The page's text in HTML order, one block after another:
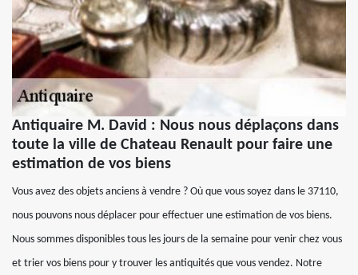
Antiquaire M. David : Nous nous déplaçons dans
toute la ville de Chateau Renault pour faire une
estimation de vos biens
Vous avez des objets anciens à vendre ? Où que vous soyez dans le 37110,
nous pouvons nous déplacer pour effectuer une estimation de vos biens.
Nous sommes disponibles tous les jours de la semaine pour venir chez vous
et trier vos biens pour y trouver les antiquités que vous vendez. Notre